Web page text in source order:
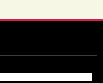
पानी संकटको भित्री